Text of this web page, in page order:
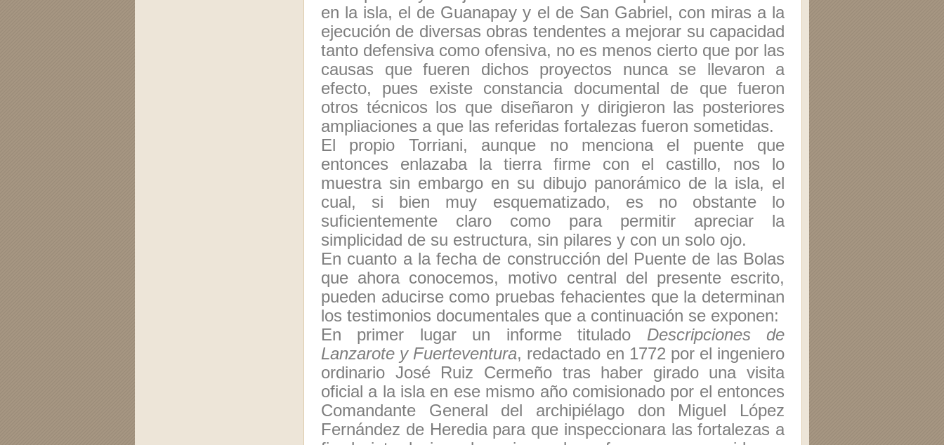
en la isla, el de Guanapay y el de San Gabriel, con miras a la
ejecución de diversas obras tendentes a mejorar su capacidad
tanto defensiva como ofensiva, no es menos cierto que por las
causas que fueren dichos proyectos nunca se llevaron a
efecto, pues existe constancia documental de que fueron
otros técnicos los que diseñaron y dirigieron las posteriores
ampliaciones a que las referidas fortalezas fueron sometidas.
El propio Torriani, aunque no menciona el puente que
entonces enlazaba la tierra firme con el castillo, nos lo
muestra sin embargo en su dibujo panorámico de la isla, el
cual, si bien muy esquematizado, es no obstante lo
suficientemente claro como para permitir apreciar la
simplicidad de su estructura, sin pilares y con un solo ojo.
En cuanto a la fecha de construcción del Puente de las Bolas
que ahora conocemos, motivo central del presente escrito,
pueden aducirse como pruebas fehacientes que la determinan
los testimonios documentales que a continuación se exponen:
En primer lugar un informe titulado Descripciones de
Lanzarote y Fuerteventura, redactado en 1772 por el ingeniero
ordinario José Ruiz Cermeño tras haber girado una visita
oficial a la isla en ese mismo año comisionado por el entonces
Comandante General del archipiélago don Miguel López
Fernández de Heredia para que inspeccionara las fortalezas a